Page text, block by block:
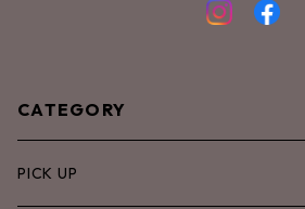
CATEGORY
PICK UP